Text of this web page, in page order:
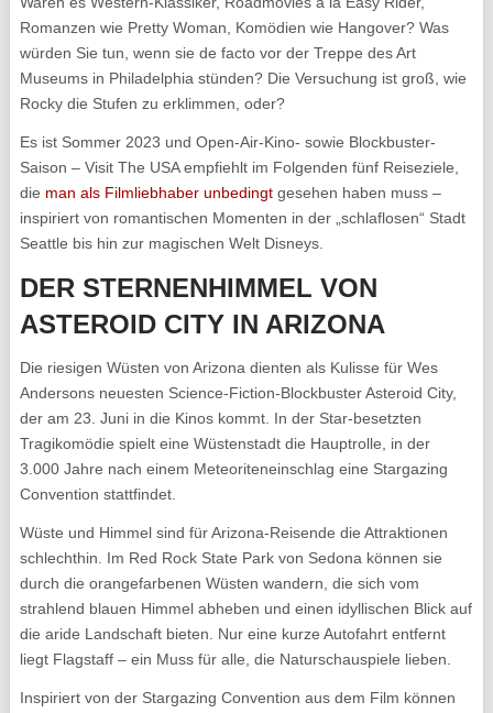
Romanzen wie Pretty Woman, Komödien wie Hangover? Was
würden Sie tun, wenn sie de facto vor der Treppe des Art
Museums in Philadelphia stünden? Die Versuchung ist groß, wie
Rocky die Stufen zu erklimmen, oder?
Es ist Sommer 2023 und Open-Air-Kino- sowie Blockbuster-
Saison – Visit The USA empfiehlt im Folgenden fünf Reiseziele,
die man als Filmliebhaber unbedingtgesehen haben muss –
inspiriert von romantischen Momenten in der „schlaflosen“ Stadt
Seattle bis hin zur magischen Welt Disneys.
DER STERNENHIMMEL VON
ASTEROID CITY IN ARIZONA
Die riesigen Wüsten von Arizona dienten als Kulisse für Wes
Andersons neuesten Science-Fiction-Blockbuster Asteroid City,
der am 23. Juni in die Kinos kommt. In der Star-besetzten
Tragikomödie spielt eine Wüstenstadt die Hauptrolle, in der
3.000 Jahre nach einem Meteoriteneinschlag eine Stargazing
Convention stattfindet.
Wüste und Himmel sind für Arizona-Reisende die Attraktionen
schlechthin. Im Red Rock State Park von Sedona können sie
durch die orangefarbenen Wüsten wandern, die sich vom
strahlend blauen Himmel abheben und einen idyllischen Blick auf
die aride Landschaft bieten. Nur eine kurze Autofahrt entfernt
liegt Flagstaff – ein Muss für alle, die Naturschauspiele lieben.
Inspiriert von der Stargazing Convention aus dem Film können